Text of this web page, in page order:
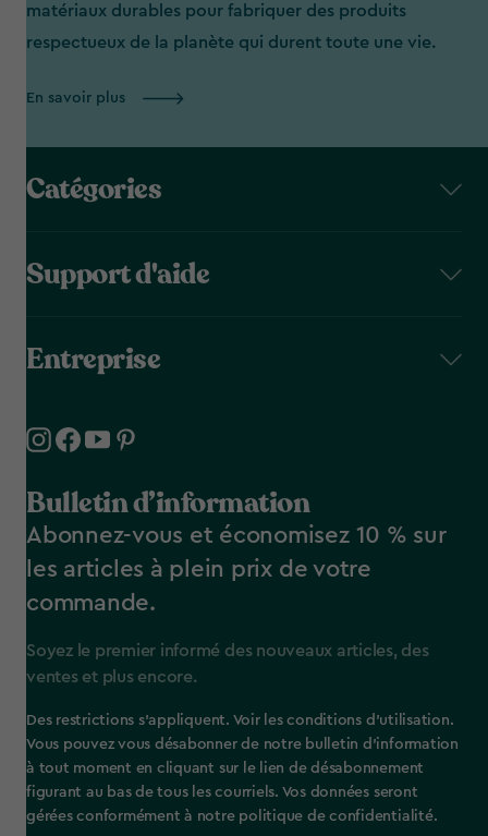
matériaux durables pour fabriquer des produits
respectueux de la planète qui durent toute une vie.
En savoir plus
Catégories
Support d'aide
Entreprise
Bulletin d’information
Abonnez-vous et économisez 10 % sur
les articles à plein prix de votre
commande.
Soyez le premier informé des nouveaux articles, des
ventes et plus encore.
Des restrictions s’appliquent. Voir les conditions d’utilisation.
Vous pouvez vous désabonner de notre bulletin d’information
à tout moment en cliquant sur le lien de désabonnement
figurant au bas de tous les courriels. Vos données seront
gérées conformément à notre politique de confidentialité.